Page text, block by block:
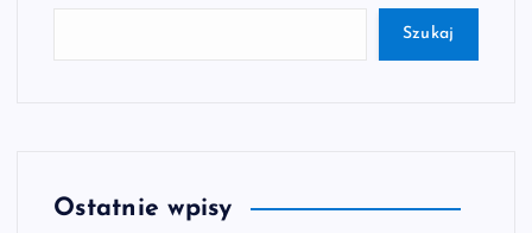
Szukaj
Ostatnie wpisy